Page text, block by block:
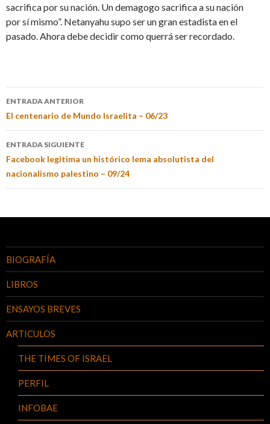
sacrifica por su nación. Un demagogo sacrifica a su nación
por sí mismo”. Netanyahu supo ser un gran estadista en el
pasado. Ahora debe decidir como querrá ser recordado.
ENTRADA ANTERIOR
El centenario de Mundo Israelita – 06/23
ENTRADA SIGUIENTE
Facebook legitima un histórico lema absolutista del
nacionalismo palestino – 09/24
BIOGRAFÍA
LIBROS
ENSAYOS BREVES
ARTICULOS
THE TIMES OF ISRAEL
PERFIL
INFOBAE